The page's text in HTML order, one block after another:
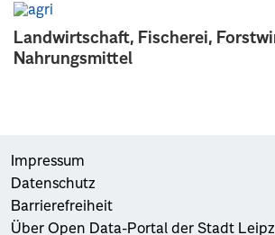
Landwirtschaft, Fischerei,
Nahrungsmittel
Impressum
Datenschutz
Barrierefreiheit
Über Open Data-Portal der Stadt